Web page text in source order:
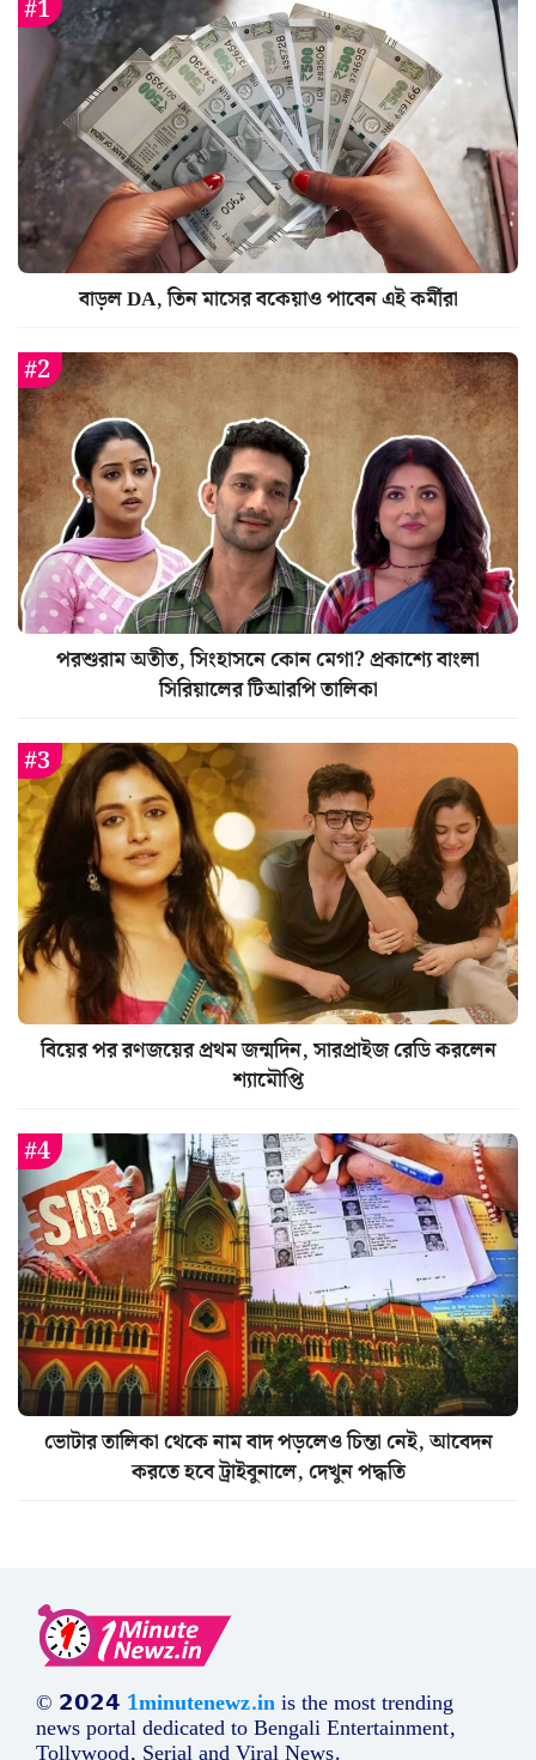
বাড়ল DA, তিন মাসের বকেয়াও পাবেন এই কর্মীরা
পরশুরাম অতীত, সিংহাসনে কোন মেগা? প্রকাশ্যে বাংলা
সিরিয়ালের টিআরপি তালিকা
বিয়ের পর রণজয়ের প্রথম জন্মদিন, সারপ্রাইজ রেডি করলেন
শ্যামৌপ্তি
ভোটার তালিকা থেকে নাম বাদ পড়লেও চিন্তা নেই, আবেদন
করতে হবে ট্রাইবুনালে, দেখুন পদ্ধতি
© 𝟮𝟬𝟮𝟰 1minutenewz.inis the most trending
news portal dedicated to Bengali Entertainment,